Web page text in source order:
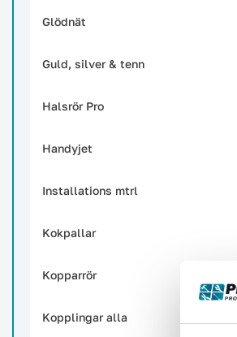
Glödnät
Guld, silver & tenn
Halsrör Pro
Handyjet
Installations mtrl
Kokpallar
Kopparrör
Kopplingar alla